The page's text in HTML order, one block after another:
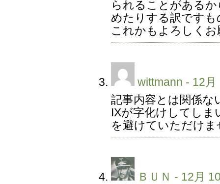
られることがある
めたりする訳ですも
これかもよろしく
wittmann - 12月
記事内容とは関係な
IXが字化けしてし
を避けていただけ
ＢＵＮ - 12月